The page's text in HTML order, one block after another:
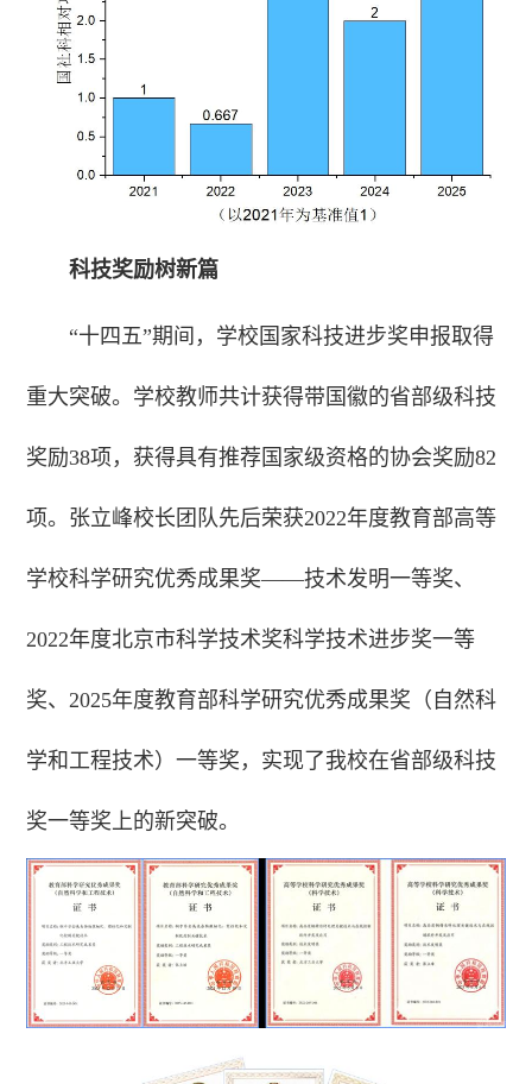
科技奖励树新篇
“十四五”期间，学校国家科技进步奖申报取得
重大突破。学校教师共计获得带国徽的省部级科技
奖励38项，获得具有推荐国家级资格的协会奖励82
项。张立峰校长团队先后荣获2022年度教育部高等
学校科学研究优秀成果奖——技术发明一等奖、
2022年度北京市科学技术奖科学技术进步奖一等
奖、2025年度教育部科学研究优秀成果奖（自然科
学和工程技术）一等奖，实现了我校在省部级科技
奖一等奖上的新突破。